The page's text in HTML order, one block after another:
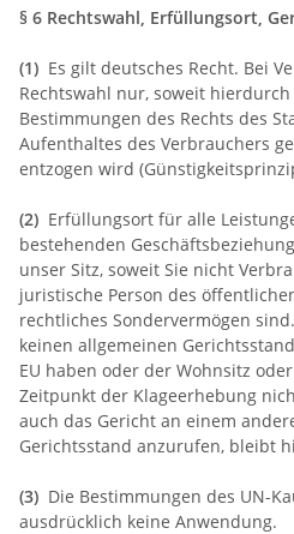
§ 6 Rechtswahl, Erfüllungsort,
(1) Es gilt deutsches Recht. Bei
Rechtswahl nur, soweit
Bestimmungen des Rechts des
Aufenthaltes des Verbrauchers
entzogen wird
(2) Erfüllungsort für alle
bestehenden
unser Sitz, soweit Sie nicht
juristische Person des
rechtliches Sondervermögen
keinen allgemeinen
EU haben oder der Wohnsitz
Zeitpunkt der Klageerhebung
auch das Gericht an einem
Gerichtsstand anzurufen, bleibt
(3) Die Bestimmungen des UN-
ausdrücklich keine Anwendung.